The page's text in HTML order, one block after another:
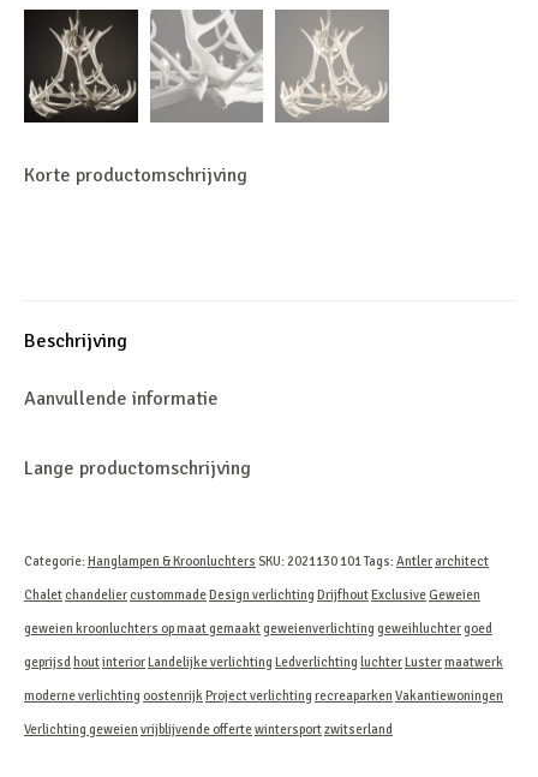
Korte productomschrijving
Beschrijving
Aanvullende informatie
Lange productomschrijving
Categorie: Hanglampen & Kroonluchters SKU: 2021130 101Tags:Antler architect
Chalet chandelier custommade Design verlichting Drijfhout ExclusiveGeweien
geweien kroonluchters op maat gemaaktgeweienverlichtinggeweihluchtergoed
geprijsd houtinterior Landelijke verlichting Ledverlichtingluchter Lustermaatwerk
moderne verlichting oostenrijk Project verlichtingrecreaparken Vakantiewoningen
Verlichting geweien vrijblijvende offertewintersportzwitserland